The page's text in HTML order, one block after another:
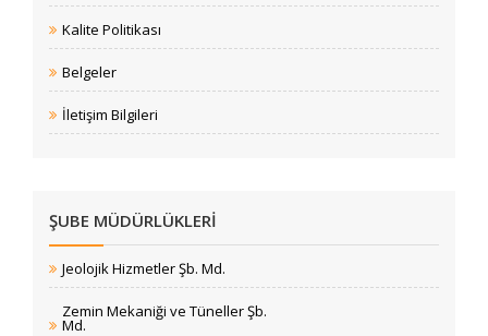
Kalite Politikası
Belgeler
İletişim Bilgileri
ŞUBE MÜDÜRLÜKLERI
Jeolojik Hizmetler Şb. Md.
Zemin Mekaniği ve Tüneller Şb.
Md.